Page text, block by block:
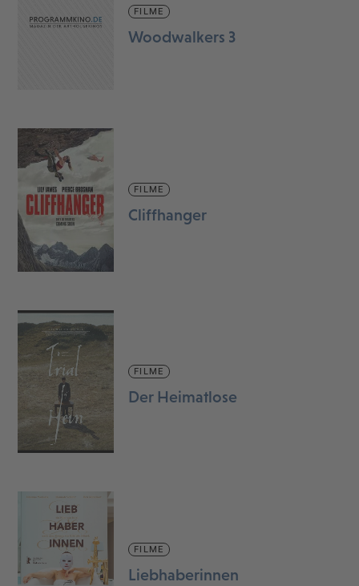
FILME
Woodwalkers 3
FILME
Cliffhanger
FILME
Der Heimatlose
FILME
Liebhaberinnen